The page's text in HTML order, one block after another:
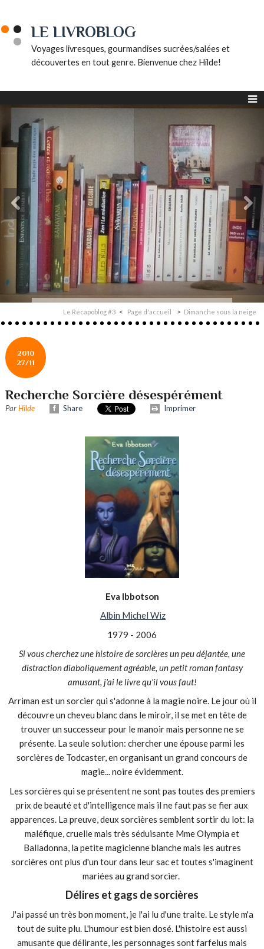
LE LIVROBLOG
Voyages livresques, gourmandises sucrées/salées et
découvertes en tout genre. Bienvenue chez Hilde!
Le Récapoblog #3 Page d'accueil Dimanche sous la neige
2010
27/11
Recherche Sorcière désespérément
Par Hilde Share Imprimer
Eva Ibbotson
Albin Michel Wiz
1979 - 2006
Si vous cherchez une histoire de sorcières un peu déjantée, une
distraction diaboliquement agréable, un petit roman fantasy
amusant, j'ai le livre qu'il vous faut!
Arriman est un sorcier qui s'adonne à la magie noire. Le jour où il
découvre un cheveu blanc dans le miroir, il se met en tête de
trouver un successeur pour le manoir mais personne ne se
présente. La seule solution: chercher une épouse parmi les
sorcières de Todcaster, en organisant un grand concours de
magie... noire évidemment.
Les sorcières qui se présentent ne sont pas toutes des premiers
prix de beauté et d'intelligence mais il ne faut pas se fier aux
apparences. La preuve, deux sorcières semblent sortir du lot: la
maléfique, cruelle mais très séduisante Mme Olympia et
Balladonna, la petite magicienne blanche mais les autres
sorcières ont plus d'un tour dans leur sac et toutes s'imaginent
mariées au grand sorcier.
Délires et gags de sorcières
J'ai passé un très bon moment, je l'ai lu d'une traite. Le style m'a
tout de suite plu. L'humour est bien dosé. L'histoire est aussi
amusante que délirante, les personnages sont farfelus mais